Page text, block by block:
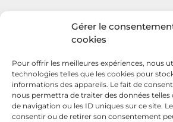
Gérer le
cookies
Pour offrir les meilleures expériences, nous
technologies telles que les cookies pour
informations des appareils. Le fait de
nous permettra de traiter des données
de navigation ou les ID uniques sur ce site.
consentir ou de retirer son consentement